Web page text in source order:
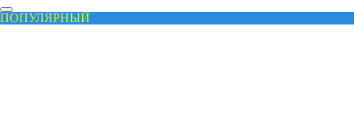
ПОПУЛЯРНЫЙ